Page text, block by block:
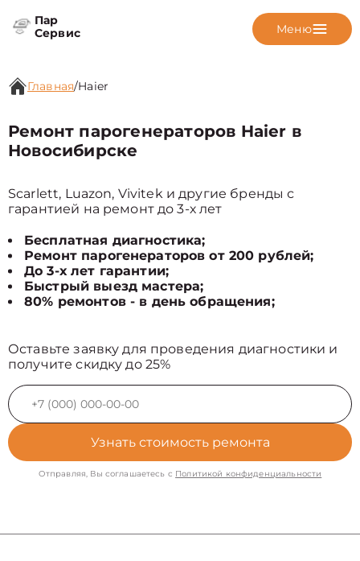
Пар
Сервис
Меню
Главная/Haier
Ремонт парогенераторов Haier в
Новосибирске
Scarlett, Luazon, Vivitek и другие бренды с
гарантией на ремонт до 3-х лет
Бесплатная диагностика;
Ремонт парогенераторов от 200 рублей;
До 3-х лет гарантии;
Быстрый выезд мастера;
80% ремонтов - в день обращения;
Оставьте заявку для проведения диагностики и
получите скидку до 25%
Узнать стоимость ремонта
Отправляя, Вы соглашаетесь с Политикой конфиденциальности